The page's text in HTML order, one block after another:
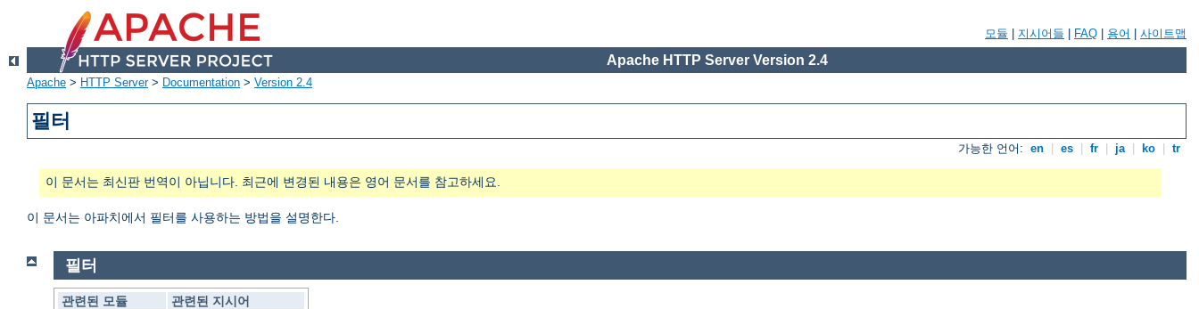
모듈 지시어들 FAQ 용어 사이트맵
Apache HTTP Server Version 2.4
Apache > HTTP Server> Documentation > Version 2.4
필터
가능한 언어: en es fr ja ko tr
이 문서는 최신판 번역이 아닙니다. 최근에 변경된 내용은 영어 문서를 참고하세요.
이 문서는 아파치에서 필터를 사용하는 방법을 설명한다.
필터
관련된 모듈
관련된 지시어